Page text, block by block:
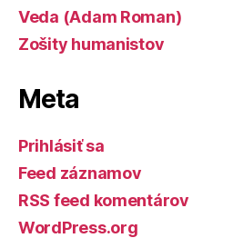
Veda (Adam Roman)
Zošity humanistov
Meta
Prihlásiť sa
Feed záznamov
RSS feed komentárov
WordPress.org